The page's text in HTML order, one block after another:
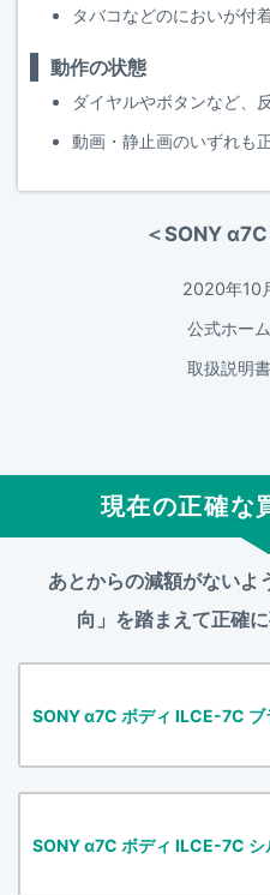
タバコなどのにおいが付
動作の状態
ダイヤルやボタンなど、
動画・静止画のいずれも
＜SONY
2020年10
公式ホー
取扱説明
現在の正確な
あとからの減額がないよ
向」を踏まえて正確
SONY α7C ボディ ILCE-7C ブ
SONY α7C ボディ ILCE-7C シ